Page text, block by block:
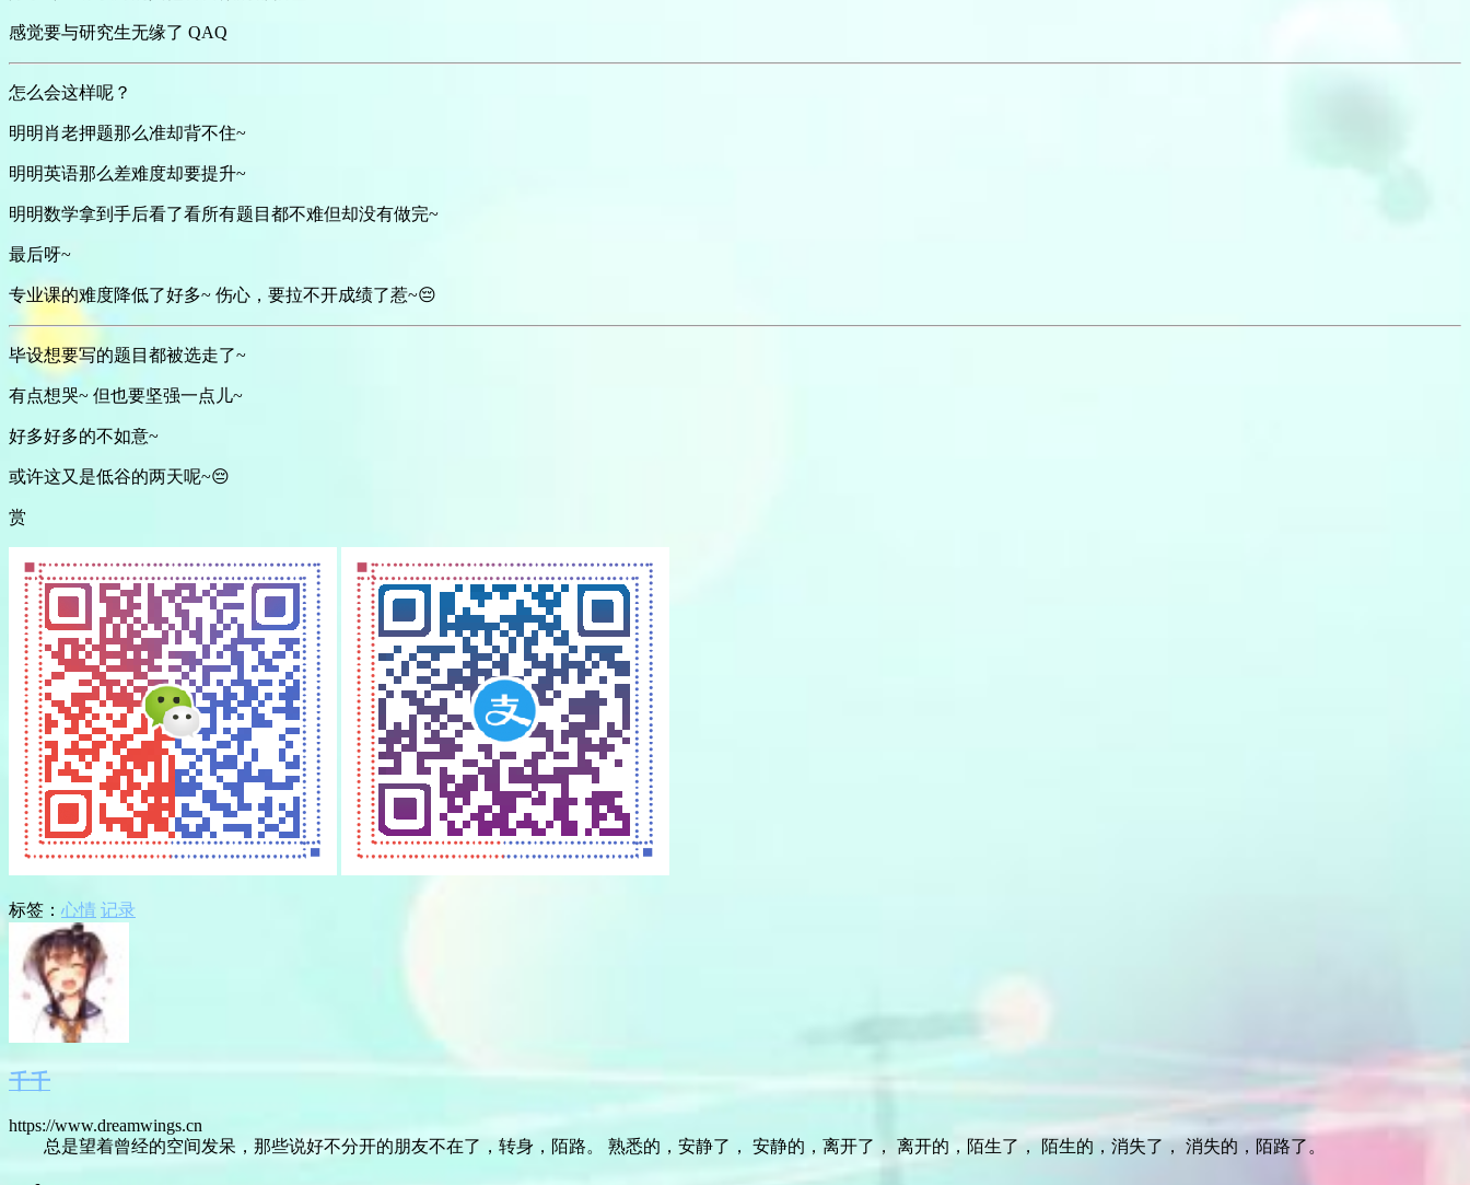
感觉要与研究生无缘了 QAQ
怎么会这样呢？
明明肖老押题那么准却背不住~
明明英语那么差难度却要提升~
明明数学拿到手后看了看所有题目都不难但却没有做完~
最后呀~
专业课的难度降低了好多~ 伤心，要拉不开成绩了惹~😔
毕设想要写的题目都被选走了~
有点想哭~ 但也要坚强一点儿~
好多好多的不如意~
或许这又是低谷的两天呢~😔
赏
标签： 心情 记录
千千
https://www.dreamwings.cn
总是望着曾经的空间发呆，那些说好不分开的朋友不在了，转身，陌路。 熟悉的，安静了， 安静的，离开了， 离开的，陌生了， 陌生的，消失了， 消失的，陌路了。